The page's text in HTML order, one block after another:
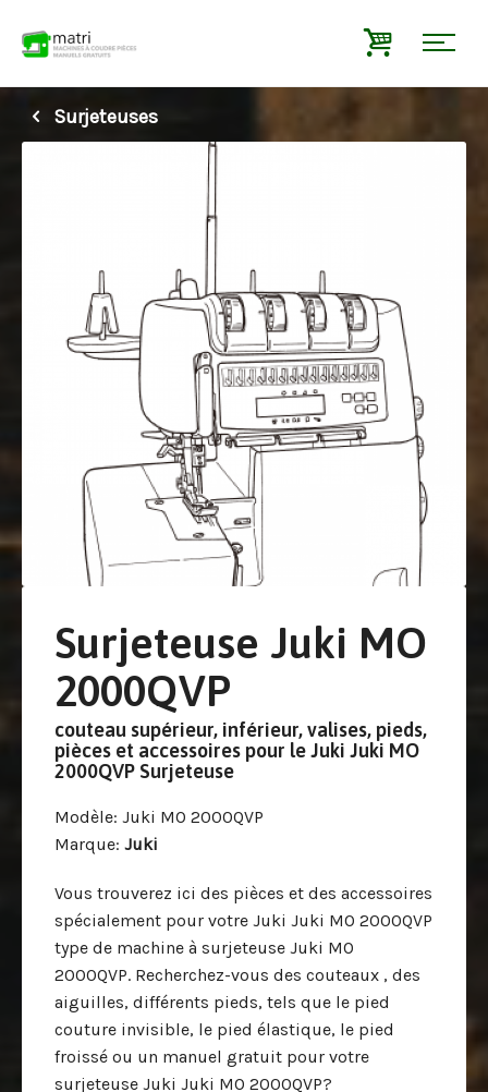
Surjeteuses
Surjeteuse Juki MO
2000QVP
couteau supérieur, inférieur, valises, pieds,
pièces et accessoires pour le Juki Juki MO
2000QVP Surjeteuse
Modèle: Juki MO 2000QVP
Marque: Juki
Vous trouverez ici des pièces et des accessoires
spécialement pour votre Juki Juki MO 2000QVP
type de machine à surjeteuse Juki MO
2000QVP. Recherchez-vous des couteaux , des
aiguilles, différents pieds, tels que le pied
couture invisible, le pied élastique, le pied
froissé ou un manuel gratuit pour votre
surjeteuse Juki Juki MO 2000QVP?